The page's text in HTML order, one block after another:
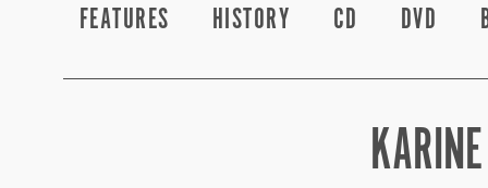
FEATURES HISTORY CD DVD